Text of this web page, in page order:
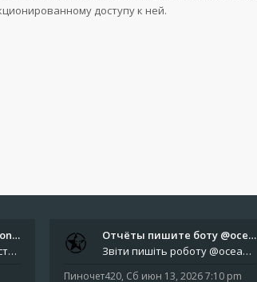
доступу к ней.
Support us! Paypal: seamoonpa…
💡 Друзья, скажу прямо. Осталось мало времени. За это время нам нужно закрыть последние обязательные расходы: около 500
Отчёты пишите боту @oceanfish…
Звіти пишіть роботу @oceanfishbotbot Друзі, важливе повідомлення для учасників форума. Основне звернення опублікован
Пиночет420, Сб июн 13, 2026 7:10 pm